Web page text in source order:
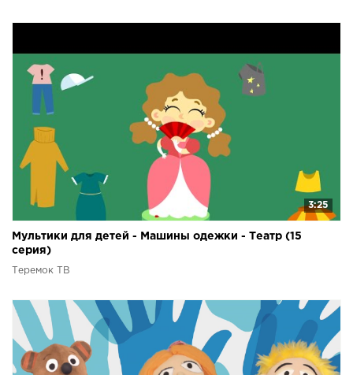
3:25
Мультики для детей - Машины одежки - Театр (15
серия)
Теремок ТВ